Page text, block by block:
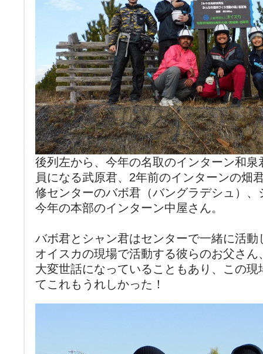
後列左から、今年の名取のインターン和
員になる武原君、2年前のインターンの畑
修センターのバボ君（バングラデシュ）
今年の本部のインターン中屋さん。
バボ君とシャン君はセンターで一緒に活
オイスカの現場で活動する彼らのお父さ
大変世話になっていることもあり、この
てこれもうれしかった！